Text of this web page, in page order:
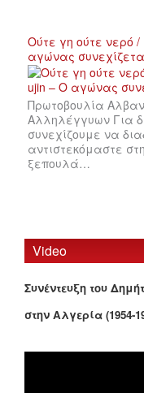
Ούτε γη ούτε νερό /
αγώνας
Πρωτοβουλία
Αλληλέγγυων Για
συνεχίζουμε να
αντιστεκόμαστε
ξεπουλά…
Video
Συνέντευξη του
στην Αλγερία (1954-